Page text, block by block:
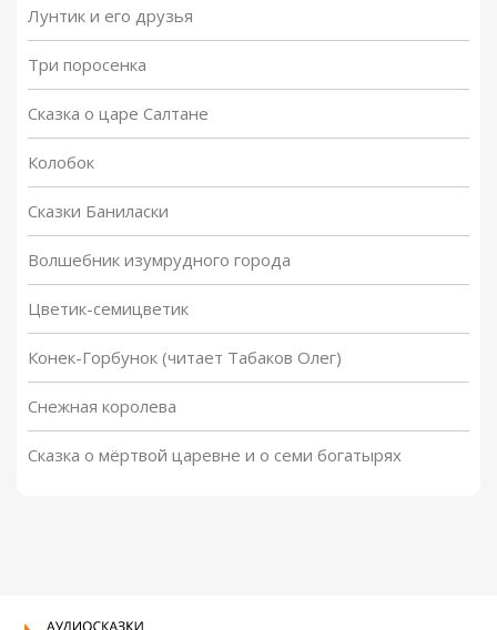
Лунтик и его друзья
Три поросенка
Сказка о царе Салтане
Колобок
Сказки Баниласки
Волшебник изумрудного города
Цветик-семицветик
Конек-Горбунок (читает Табаков Олег)
Снежная королева
Сказка о мёртвой царевне и о семи богатырях